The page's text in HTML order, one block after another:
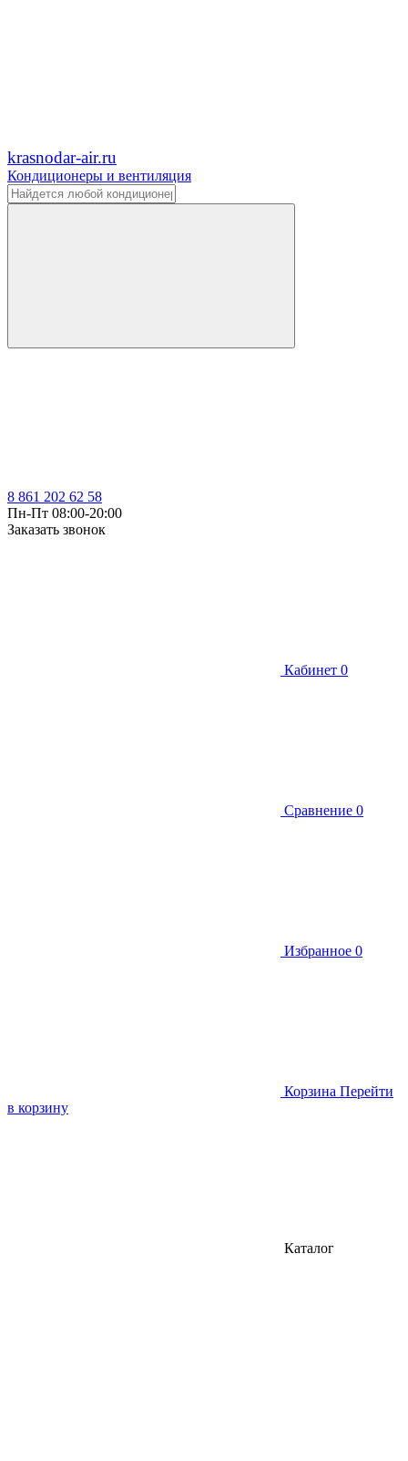
krasnodar-air.ru
Кондиционеры и вентиляция
8 861 202 62 58
Пн-Пт 08:00-20:00
Заказать звонок
Кабинет 0
Сравнение 0
Избранное 0
Корзина Перейти
в корзину
Каталог